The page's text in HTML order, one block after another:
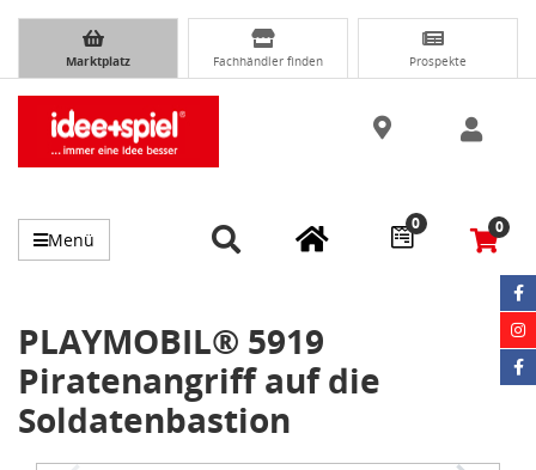
Marktplatz Fachhändler finden Prospekte
Menü
0 0
PLAYMOBIL® 5919
Piratenangriff auf die
Soldatenbastion